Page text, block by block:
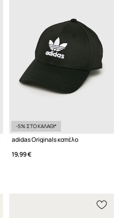
-5% ΣΤΟ ΚΑΛΑΘΙ*
adidas Originals καπέλο
19,99 €